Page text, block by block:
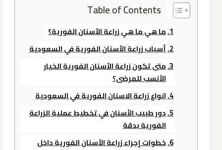
Table of Contents
ما هي ما هي زراعة الأسنان الفورية؟
أسباب زراعة الأسنان الفورية في السعودية
متى تكون زراعة الأسنان الفورية الخيار
الأنسب للمرضى؟
انواع زراعة الاسنان الفورية في السعودية
دور طبيب الأسنان في تخطيط عملية الزراعة
الفورية بدقة
خطوات إجراء زراعة الأسنان الفورية داخل